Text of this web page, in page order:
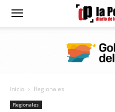
Diario
Portada
Inicio Regionales
Regionales